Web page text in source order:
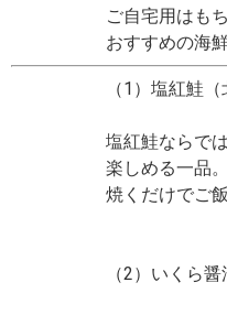
ご自宅用はも
おすすめの海
（1）塩紅鮭
塩紅鮭ならで
楽しめる一品。
焼くだけでご
（2）いくら